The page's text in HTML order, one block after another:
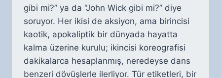
gibi mi?” ya da “John Wick gibi mi?” diye
soruyor. Her ikisi de aksiyon, ama birincisi
kaotik, apokaliptik bir dünyada hayatta
kalma üzerine kurulu; ikincisi koreografisi
dakikalarca hesaplanmış, neredeyse dans
benzeri dövüşlerle ilerliyor. Tür etiketleri, bir